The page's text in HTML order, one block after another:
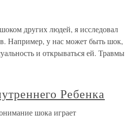
других людей, я исследовал
Например, у нас может быть шок,
и открываться ей. Травмы
Ребенка
шока играет